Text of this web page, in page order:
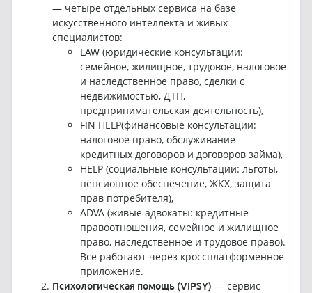
— четыре отдельных сервиса на базе
искусственного интеллекта и живых
специалистов:
LAW (юридические консультации:
семейное, жилищное, трудовое, налоговое
и наследственное право, сделки с
недвижимостью, ДТП,
предпринимательская деятельность),
FIN HELP(финансовые консультации:
налоговое право, обслуживание
кредитных договоров и договоров займа),
HELP (социальные консультации: льготы,
пенсионное обеспечение, ЖКХ, защита
прав потребителя),
ADVA (живые адвокаты: кредитные
правоотношения, семейное и жилищное
право, наследственное и трудовое право).
Все работают через кроссплатформенное
приложение.
Психологическая помощь (VIPSY) — сервис